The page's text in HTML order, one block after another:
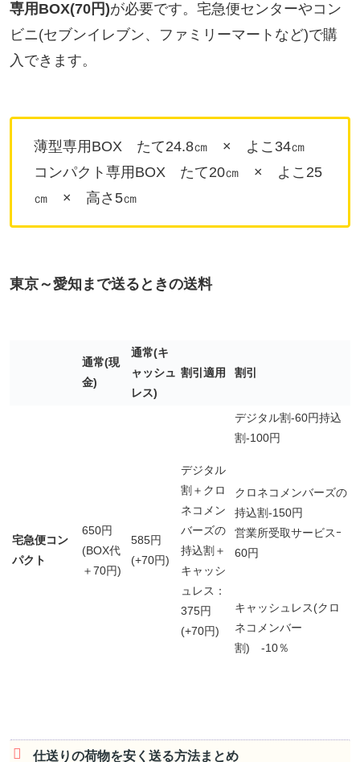
専用BOX(70円)が必要です。宅急便センターやコン
ビニ(セブンイレブン、ファミリーマートなど)で購
入できます。
薄型専用BOX たて24.8㎝ × よこ34㎝
コンパクト専用BOX たて20㎝ × よこ25
㎝ × 高さ5㎝
東京～愛知まで送るときの送料
通常(現
金)
通常(キ
ャッシュ
レス)
割引適用 割引
宅急便コン
パクト
650円
(BOX代
＋70円)
585円
(+70円)
デジタル
割＋クロ
ネコメン
バーズの
持込割＋
キャッシ
ュレス：
375円
(+70円)
デジタル割-60円持込
割-100円
クロネコメンバーズの
持込割-150円
営業所受取サービスｰ
60円
キャッシュレス(クロ
ネコメンバー
割) -10％
仕送りの荷物を安く送る方法まとめ